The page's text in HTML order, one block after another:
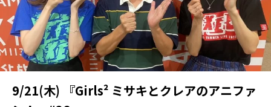
9/21(木) 『Girls² ミサキとクレアのアニファ